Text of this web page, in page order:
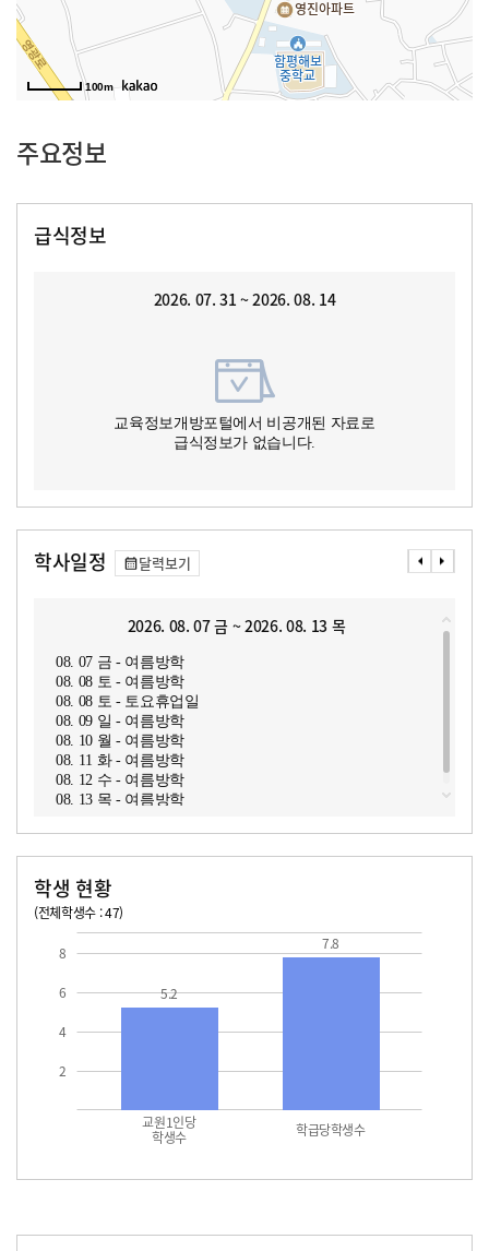
100m
주요정보
급식정보
2026. 07. 31 ~ 2026. 08. 14
교육정보개방포털에서 비공개된 자료로
급식정보가 없습니다.
학사일정 달력보기
2026. 08. 07 금 ~ 2026. 08. 13 목
08. 07 금 - 여름방학
08. 08 토 - 여름방학
08. 08 토 - 토요휴업일
08. 09 일 - 여름방학
08. 10 월 - 여름방학
08. 11 화 - 여름방학
08. 12 수 - 여름방학
08. 13 목 - 여름방학
학생 현황
(전체학생수 : 47)
2
4
6
8
교원1인당
학생수 학급당학생수
5.2
7.8